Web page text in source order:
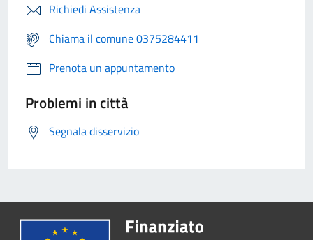
Richiedi Assistenza
Chiama il comune 0375284411
Prenota un appuntamento
Problemi in città
Segnala disservizio